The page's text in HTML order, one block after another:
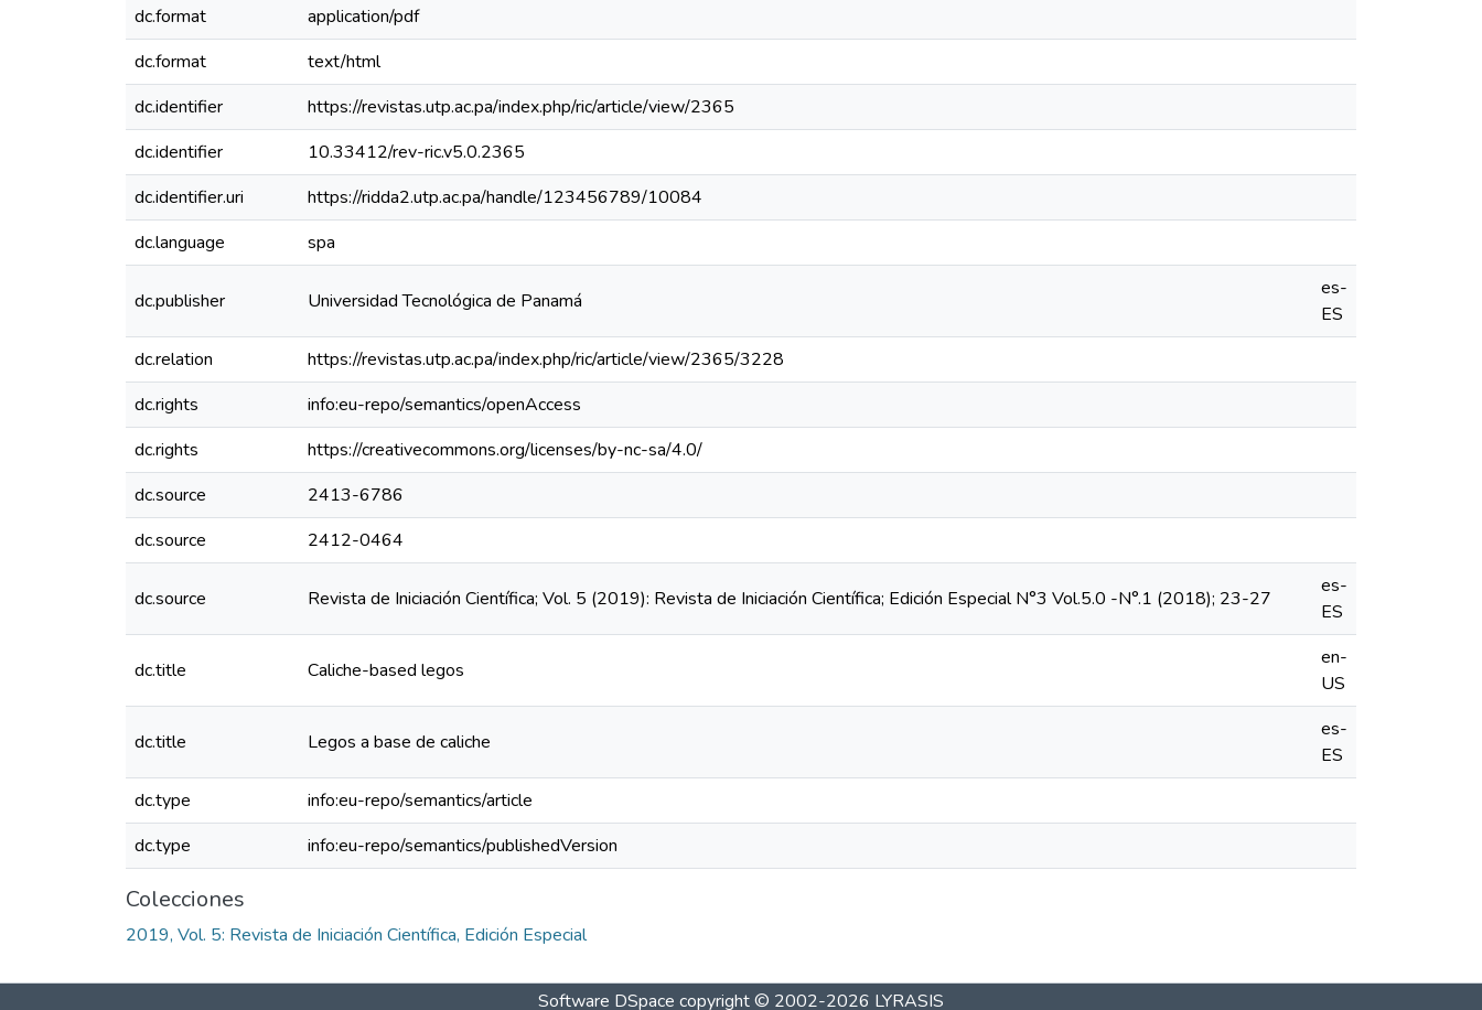
dc.format
application/pdf
dc.format
text/html
dc.identifier
https://revistas.utp.ac.pa/index.php/ric/article/view/2365
dc.identifier
10.33412/rev-ric.v5.0.2365
dc.identifier.uri
https://ridda2.utp.ac.pa/handle/123456789/10084
dc.language
spa
dc.publisher Universidad Tecnológica de Panamá
es-
ES
dc.relation
https://revistas.utp.ac.pa/index.php/ric/article/view/2365/3228
dc.rights
info:eu-repo/semantics/openAccess
dc.rights
https://creativecommons.org/licenses/by-nc-sa/4.0/
dc.source
2413-6786
dc.source
2412-0464
dc.source Revista de Iniciación Científica; Vol. 5 (2019): Revista de Iniciación Científica; Edición Especial N°3 Vol.5.0 -N°.1 (2018); 23-27
es-
ES
dc.title Caliche-based legos
en-
US
dc.title Legos a base de caliche
es-
ES
dc.type
info:eu-repo/semantics/article
dc.type
info:eu-repo/semantics/publishedVersion
Colecciones
2019, Vol. 5: Revista de Iniciación Científica, Edición Especial
Software DSpace copyright © 2002-2026 LYRASIS